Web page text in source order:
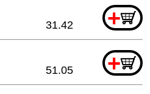
+
31.42
+
51.05